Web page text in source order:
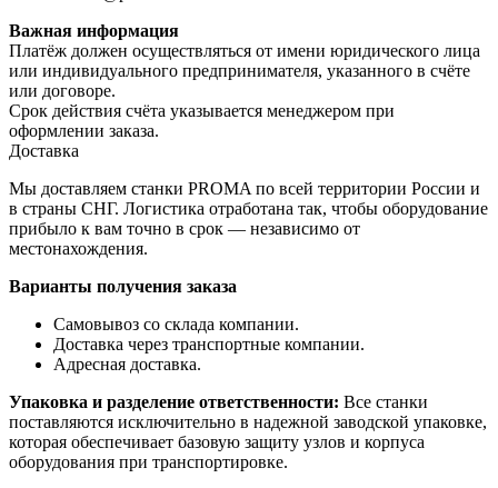
Важная информация
Платёж должен осуществляться от имени юридического лица
или индивидуального предпринимателя, указанного в счёте
или договоре.
Срок действия счёта указывается менеджером при
оформлении заказа.
Доставка
Мы доставляем станки PROMA по всей территории России и
в страны СНГ. Логистика отработана так, чтобы оборудование
прибыло к вам точно в срок — независимо от
местонахождения.
Варианты получения заказа
Самовывоз со склада компании.
Доставка через транспортные компании.
Адресная доставка.
Упаковка и разделение ответственности: Все станки
поставляются исключительно в надежной заводской упаковке,
которая обеспечивает базовую защиту узлов и корпуса
оборудования при транспортировке.